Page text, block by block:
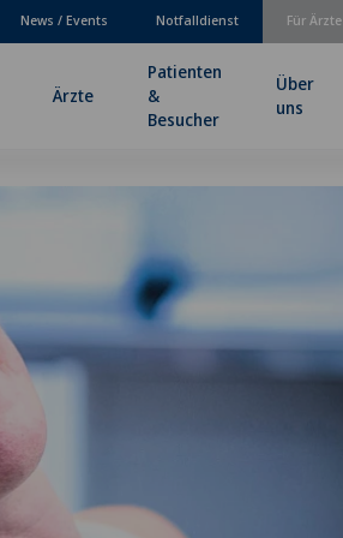
Für Ärzte
News / Events Notfalldienst
Ärzte
Patienten
&
Besucher
Über
uns